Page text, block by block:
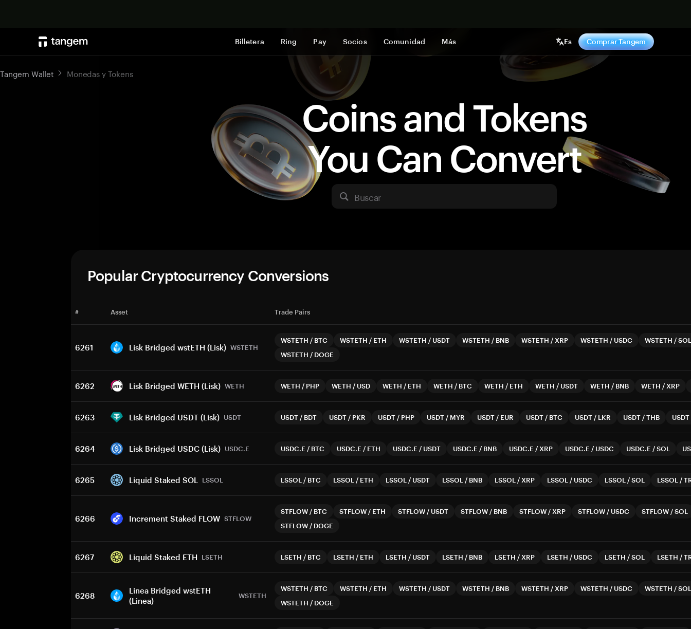
Billetera Ring Pay Socios Comunidad Más Es Comprar Tangem
Coins and Tokens
You Can Convert
Buscar
Tangem Wallet Monedas y Tokens
Popular Cryptocurrency Conversions
# Asset Trade Pairs
6261 Lisk Bridged wstETH (Lisk) WSTETH
WSTETH / BTC WSTETH / ETH WSTETH / USDT WSTETH / BNB WSTETH / XRP WSTETH / USDC WSTETH /SOL
WSTETH / DOGE
6262 Lisk Bridged WETH (Lisk) WETH WETH / PHP WETH / USD WETH / ETH WETH / BTC WETH / ETH WETH / USDT WETH / BNB WETH / XRP
6263 Lisk Bridged USDT (Lisk) USDT USDT / BDT USDT / PKR USDT / PHP USDT / MYR USDT / EUR USDT / BTC USDT / LKR USDT /THB USDT
6264 Lisk Bridged USDC (Lisk) USDC.E USDC.E / BTC USDC.E / ETH USDC.E / USDT USDC.E / BNB USDC.E / XRP USDC.E / USDC USDC.E /SOL
6265 Liquid Staked SOL LSSOL LSSOL / BTC LSSOL / ETH LSSOL / USDT LSSOL / BNB LSSOL / XRP LSSOL / USDC LSSOL /SOL LSSOL /
6266 Increment Staked FLOW STFLOW
STFLOW / BTC STFLOW / ETH STFLOW / USDT STFLOW / BNB STFLOW / XRP STFLOW / USDC STFLOW /SOL
STFLOW / DOGE
6267 Liquid Staked ETH LSETH LSETH / BTC LSETH / ETH LSETH / USDT LSETH / BNB LSETH / XRP LSETH / USDC LSETH /SOL LSETH /
6268
Linea Bridged wstETH
(Linea)
WSTETH
WSTETH / BTC WSTETH / ETH WSTETH / USDT WSTETH / BNB WSTETH / XRP WSTETH / USDC WSTETH /SOL
WSTETH / DOGE